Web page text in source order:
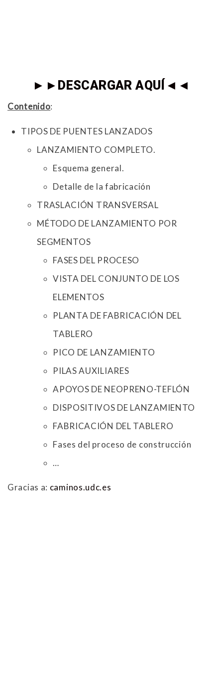
►►DESCARGAR AQUÍ◄◄
Contenido:
TIPOS DE PUENTES LANZADOS
LANZAMIENTO COMPLETO.
Esquema general.
Detalle de la fabricación
TRASLACIÓN TRANSVERSAL
MÉTODO DE LANZAMIENTO POR
SEGMENTOS
FASES DEL PROCESO
VISTA DEL CONJUNTO DE LOS
ELEMENTOS
PLANTA DE FABRICACIÓN DEL
TABLERO
PICO DE LANZAMIENTO
PILAS AUXILIARES
APOYOS DE NEOPRENO-TEFLÓN
DISPOSITIVOS DE LANZAMIENTO
FABRICACIÓN DEL TABLERO
Fases del proceso de construcción
…
Gracias a: caminos.udc.es